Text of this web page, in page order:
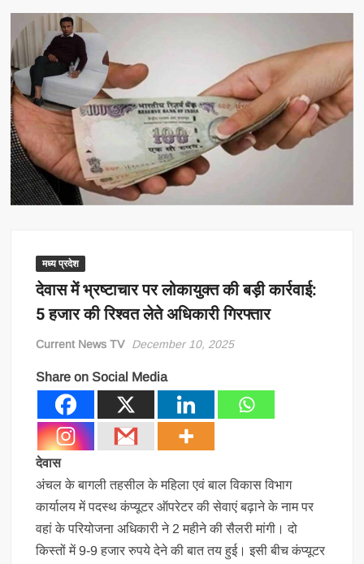
मध्य प्रदेश
देवास में भ्रष्टाचार पर लोकायुक्त की बड़ी कार्रवाई:
5 हजार की रिश्वत लेते अधिकारी गिरफ्तार
Current News TV December 10, 2025
Share on Social Media
देवास
अंचल के बागली तहसील के महिला एवं बाल विकास विभाग
कार्यालय में पदस्थ कंप्यूटर ऑपरेटर की सेवाएं बढ़ाने के नाम पर
वहां के परियोजना अधिकारी ने 2 महीने की सैलरी मांगी। दो
किस्तों में 9-9 हजार रुपये देने की बात तय हुई। इसी बीच कंप्यूटर